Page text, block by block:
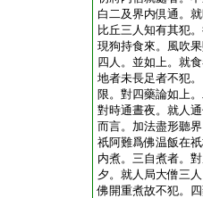
白二及界内倶通。
比丘三人知有其犯
現狗持食來。風吹
四人。並如上。就
地者未長足者不犯
限。對四藥論如上
對時通晝夜。就人
而言。加法盡形聽
祇阿難爲佛温飯在
内煮。三自煮者。
夕。就人局大僧三
佛開重煮故不犯。